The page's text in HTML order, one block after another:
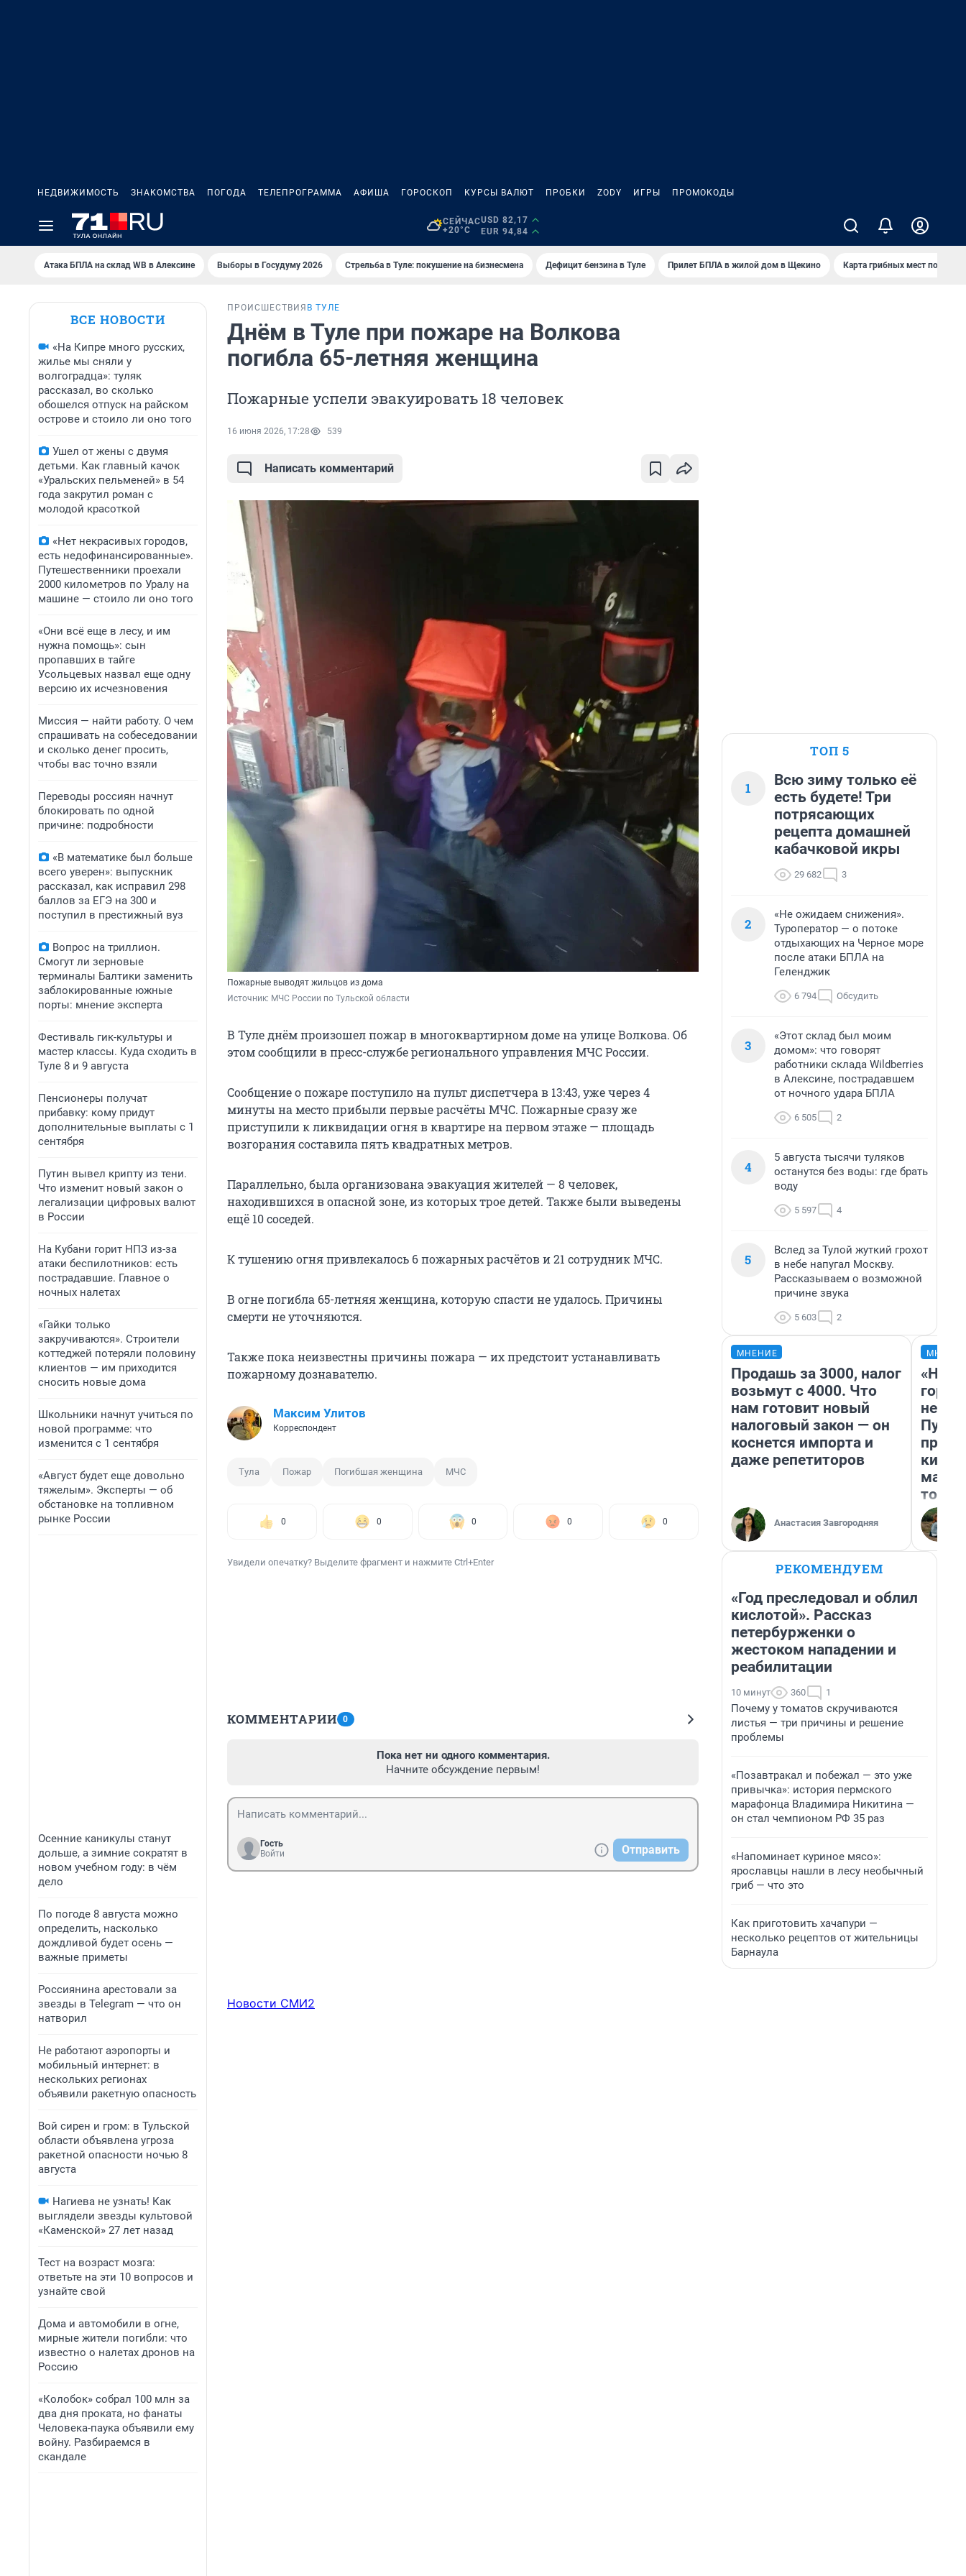
НЕДВИЖИМОСТЬ ЗНАКОМСТВА ПОГОДА ТЕЛЕПРОГРАММА АФИША ГОРОСКОП КУРСЫ ВАЛЮТ ПРОБКИ ZODY ИГРЫ ПРОМОКОДЫ
СЕЙЧАС
+20°C
USD 82,17
EUR 94,84
Атака БПЛА на склад WB в Алексине Выборы в Госудуму 2026 Стрельба в Туле: покушение на бизнесмена Дефицит бензина в Туле Прилет БПЛА в жилой дом в Щекино Карта грибных мест под
ВСЕ НОВОСТИ
«На Кипре много русских,
жилье мы сняли у
волгоградца»: туляк
рассказал, во сколько
обошелся отпуск на райском
острове и стоило ли оно того
Ушел от жены с двумя
детьми. Как главный качок
«Уральских пельменей» в 54
года закрутил роман с
молодой красоткой
«Нет некрасивых городов,
есть недофинансированные».
Путешественники проехали
2000 километров по Уралу на
машине — стоило ли оно того
«Они всё еще в лесу, и им
нужна помощь»: сын
пропавших в тайге
Усольцевых назвал еще одну
версию их исчезновения
Миссия — найти работу. О чем
спрашивать на собеседовании
и сколько денег просить,
чтобы вас точно взяли
Переводы россиян начнут
блокировать по одной
причине: подробности
«В математике был больше
всего уверен»: выпускник
рассказал, как исправил 298
баллов за ЕГЭ на 300 и
поступил в престижный вуз
Вопрос на триллион.
Смогут ли зерновые
терминалы Балтики заменить
заблокированные южные
порты: мнение эксперта
Фестиваль гик-культуры и
мастер классы. Куда сходить в
Туле 8 и 9 августа
Пенсионеры получат
прибавку: кому придут
дополнительные выплаты с 1
сентября
Путин вывел крипту из тени.
Что изменит новый закон о
легализации цифровых валют
в России
На Кубани горит НПЗ из-за
атаки беспилотников: есть
пострадавшие. Главное о
ночных налетах
«Гайки только
закручиваются». Строители
коттеджей потеряли половину
клиентов — им приходится
сносить новые дома
Школьники начнут учиться по
новой программе: что
изменится с 1 сентября
«Август будет еще довольно
тяжелым». Эксперты — об
обстановке на топливном
рынке России
Осенние каникулы станут
дольше, а зимние сократят в
новом учебном году: в чём
дело
По погоде 8 августа можно
определить, насколько
дождливой будет осень —
важные приметы
Россиянина арестовали за
звезды в Telegram — что он
натворил
Не работают аэропорты и
мобильный интернет: в
нескольких регионах
объявили ракетную опасность
Вой сирен и гром: в Тульской
области объявлена угроза
ракетной опасности ночью 8
августа
Нагиева не узнать! Как
выглядели звезды культовой
«Каменской» 27 лет назад
Тест на возраст мозга:
ответьте на эти 10 вопросов и
узнайте свой
Дома и автомобили в огне,
мирные жители погибли: что
известно о налетах дронов на
Россию
«Колобок» собрал 100 млн за
два дня проката, но фанаты
Человека-паука объявили ему
войну. Разбираемся в
скандале
ПРОИСШЕСТВИЯ В ТУЛЕ
Днём в Туле при пожаре на Волкова
погибла 65-летняя женщина
Пожарные успели эвакуировать 18 человек
16 июня 2026, 17:28 539
Написать комментарий
Пожарные выводят жильцов из дома
Источник: МЧС России по Тульской области
В Туле днём произошел пожар в многоквартирном доме на улице Волкова. Об
этом сообщили в пресс-службе регионального управления МЧС России.
Сообщение о пожаре поступило на пульт диспетчера в 13:43, уже через 4
минуты на место прибыли первые расчёты МЧС. Пожарные сразу же
приступили к ликвидации огня в квартире на первом этаже — площадь
возгорания составила пять квадратных метров.
Параллельно, была организована эвакуация жителей — 8 человек,
находившихся в опасной зоне, из которых трое детей. Также были выведены
ещё 10 соседей.
К тушению огня привлекалось 6 пожарных расчётов и 21 сотрудник МЧС.
В огне погибла 65-летняя женщина, которую спасти не удалось. Причины
смерти не уточняются.
Также пока неизвестны причины пожара — их предстоит устанавливать
пожарному дознавателю.
Максим Улитов
Корреспондент
Тула Пожар Погибшая женщина МЧС
0 0 0 0 0
Увидели опечатку? Выделите фрагмент и нажмите Ctrl+Enter
КОММЕНТАРИИ 0
Пока нет ни одного комментария.
Начните обсуждение первым!
Гость
Войти
Отправить
Новости СМИ2
ТОП 5
1
Всю зиму только её
есть будете! Три
потрясающих
рецепта домашней
кабачковой икры
29 682 3
2
«Не ожидаем снижения».
Туроператор — о потоке
отдыхающих на Черное море
после атаки БПЛА на
Геленджик
6 794 Обсудить
3
«Этот склад был моим
домом»: что говорят
работники склада Wildberries
в Алексине, пострадавшем
от ночного удара БПЛА
6 505 2
4
5 августа тысячи туляков
останутся без воды: где брать
воду
5 597 4
5
Вслед за Тулой жуткий грохот
в небе напугал Москву.
Рассказываем о возможной
причине звука
5 603 2
МНЕНИЕ
Продашь за 3000, налог
возьмут с 4000. Что
нам готовит новый
налоговый закон — он
коснется импорта и
даже репетиторов
Анастасия Завгородняя
«Нет
того
РЕКОМЕНДУЕМ
«Год преследовал и облил
кислотой». Рассказ
петербурженки о
жестоком нападении и
реабилитации
10 минут 360 1
Почему у томатов скручиваются
листья — три причины и решение
проблемы
«Позавтракал и побежал — это уже
привычка»: история пермского
марафонца Владимира Никитина —
он стал чемпионом РФ 35 раз
«Напоминает куриное мясо»:
ярославцы нашли в лесу необычный
гриб — что это
Как приготовить хачапури —
несколько рецептов от жительницы
Барнаула